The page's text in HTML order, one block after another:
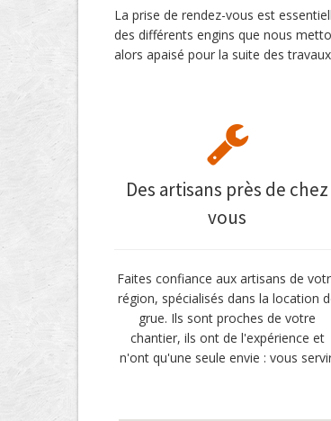
La prise de rendez-vous est
des différents engins que nous
alors apaisé pour la suite des
Des artisans près de chez
vous
Faites confiance aux artisans de
région, spécialisés dans la location
grue. Ils sont proches de votre
chantier, ils ont de l'expérience et
n'ont qu'une seule envie : vous